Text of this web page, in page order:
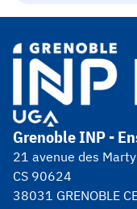
Grenoble INP -
21 avenue des
CS 90624
38031 GRENOBLE